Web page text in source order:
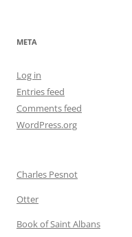
META
Log in
Entries feed
Comments feed
WordPress.org
Charles Pesnot
Otter
Book of Saint Albans